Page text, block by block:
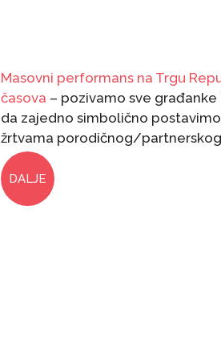
Masovni performans na Trgu
časova – pozivamo sve
da zajedno simbolično postavimo
žrtvama porodičnog/partnerskog
DALJE